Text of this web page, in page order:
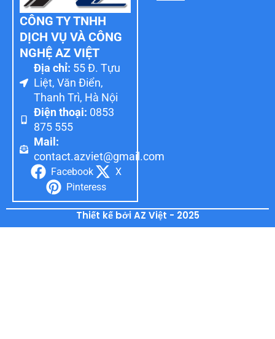
CÔNG TY TNHH
DỊCH VỤ VÀ CÔNG
NGHỆ AZ VIỆT
Địa chỉ: 55 Đ. Tựu
Liệt, Văn Điển,
Thanh Trì, Hà Nội
Điện thoại: 0853
875 555
Mail:
contact.azviet@gmail.com
Facebook
X
Pinteress
Thiết kế bởi AZ Việt - 2025